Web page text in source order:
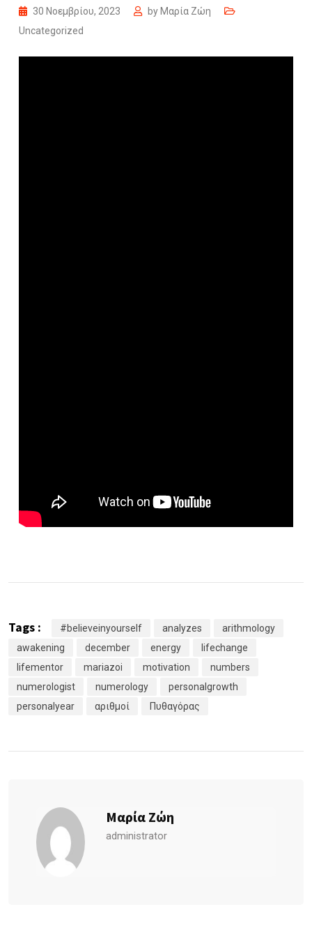
30 Νοεμβρίου, 2023 by Μαρία Ζώη
Uncategorized
Tags : #believeinyourself analyzes
arithmology
awakening
december energy
lifechange
lifementor
mariazoi motivation
numbers
numerologist
numerology
personalgrowth
personalyear
αριθμοί Πυθαγόρας
Μαρία Ζώη
administrator